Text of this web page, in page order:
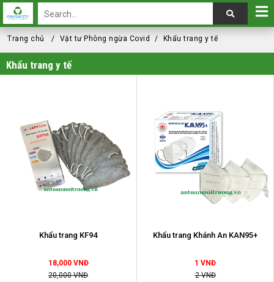
Trang chủ Vật tư Phòng ngừa Covid Khẩu trang y tế
Khẩu trang y tế
Khẩu trang KF94
18,000 VNĐ
20,000 VNĐ
Khẩu trang Khánh An KAN95+
1 VNĐ
2 VNĐ